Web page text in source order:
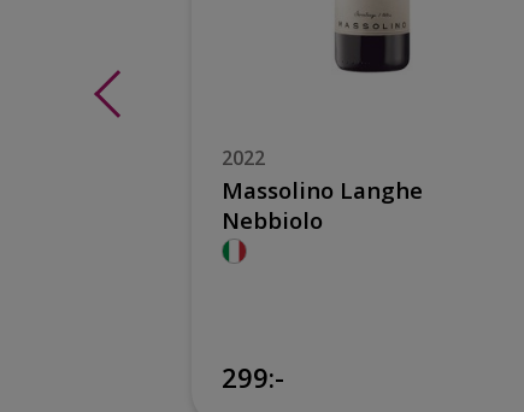
2022
Massolino Langhe
Nebbiolo
299:-